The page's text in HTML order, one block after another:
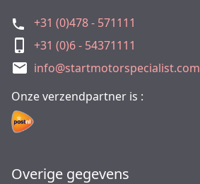
+31 (0)478 - 571111
+31 (0)6 - 54371111
info@startmotorspecialist.com
Onze verzendpartner is :
Overige gegevens